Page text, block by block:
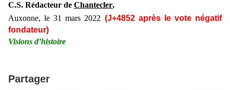
C.S. Rédacteur de Chantecler,
Auxonne, le 31 mars 2022 (J+4852 après le vote négatif
fondateur)
Visions d’histoire
Partager